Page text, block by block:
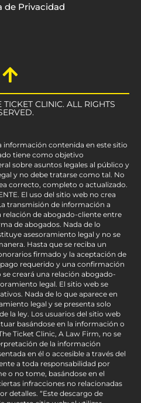
de Privacidad
CLINIC. ALL RIGHTS
información contenida en este sitio
tiene como objetivo
sobre asuntos legales al público y
y no debe tratarse como tal. No
correcto, completo o actualizado.
El uso del sitio web no crea
transmisión de información a
relación de abogado-cliente entre
de abogados. Nada de lo
asesoramiento legal y no se
Hasta que se reciba un
firmado y la aceptación de
requerido y una confirmación
creará una relación abogado-
legal. El sitio web se
Nada de lo que aparece en
legal y se presenta solo
la ley. Los usuarios del sitio web
basándose en la información o
Ticket Clinic, A Law Firm, no se
de la información
en él o accesible a través del
a toda responsabilidad por
o no tome, basándose en el
infracciones no relacionadas
detalles. “Este descargo de